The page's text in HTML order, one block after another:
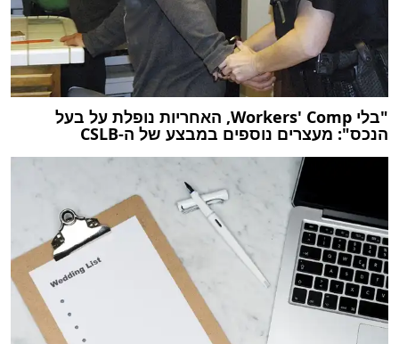
"בלי Workers' Comp, האחריות נופלת על בעל
הנכס": מעצרים נוספים במבצע של ה-CSLB